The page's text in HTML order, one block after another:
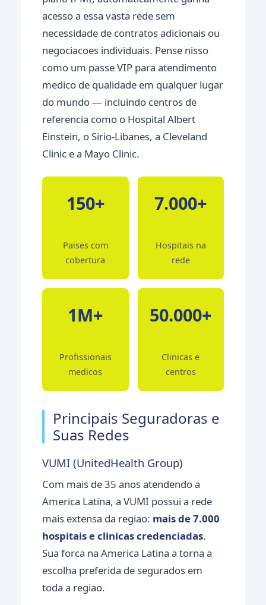
acesso a essa vasta rede sem
necessidade de contratos adicionais ou
negociacoes individuais. Pense nisso
como um passe VIP para atendimento
medico de qualidade em qualquer lugar
do mundo — incluindo centros de
referencia como o Hospital Albert
Einstein, o Sirio-Libanes, a Cleveland
Clinic e a Mayo Clinic.
150+
Paises com
cobertura
7.000+
Hospitais na
rede
1M+
Profissionais
medicos
50.000+
Clinicas e
centros
Principais Seguradoras e
Suas Redes
VUMI (UnitedHealth Group)
Com mais de 35 anos atendendo a
America Latina, a VUMI possui a rede
mais extensa da regiao: mais de 7.000
hospitais e clinicas credenciadas.
Sua forca na America Latina a torna a
escolha preferida de segurados em
toda a regiao.